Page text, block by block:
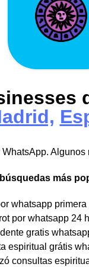
WhatsApp.
más
whatsapp
por whatsapp 24
gratis
espiritual grátis
consultas